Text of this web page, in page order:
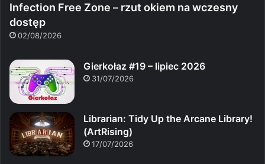
Infection Free Zone – rzut okiem na wczesny
dostęp
02/08/2026
Gierkołaz #19 – lipiec 2026
31/07/2026
Librarian: Tidy Up the Arcane Library!
(ArtRising)
17/07/2026